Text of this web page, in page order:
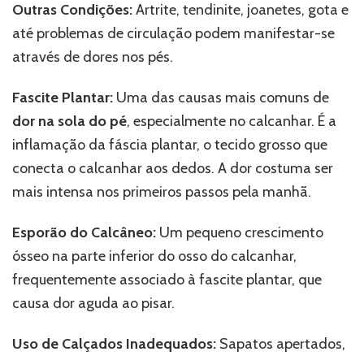
Outras Condições:Artrite, tendinite, joanetes, gota e
até problemas de circulação podem manifestar-se
através de dores nos pés.
Fascite Plantar: Uma das causas mais comuns de
dor na sola do pé, especialmente no calcanhar. É a
inflamação da fáscia plantar, o tecido grosso que
conecta o calcanhar aos dedos. A dor costuma ser
mais intensa nos primeiros passos pela manhã.
Esporão do Calcâneo: Um pequeno crescimento
ósseo na parte inferior do osso do calcanhar,
frequentemente associado à fascite plantar, que
causa dor aguda ao pisar.
Uso de Calçados Inadequados: Sapatos apertados,